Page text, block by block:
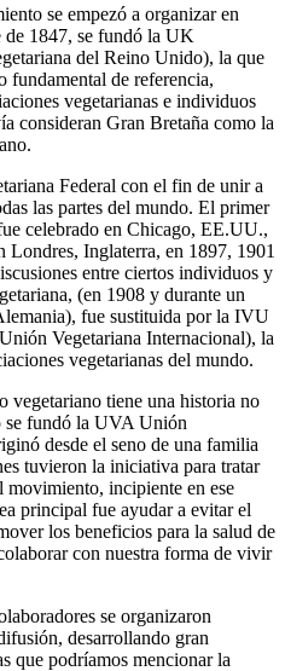
se empezó a organizar en
1847, se fundó la UK
del Reino Unido), la que
fundamental de referencia,
vegetarianas e individuos
consideran Gran Bretaña como la
Federal con el fin de unir a
las partes del mundo. El primer
celebrado en Chicago, EE.UU.,
Londres, Inglaterra, en 1897, 1901
entre ciertos individuos y
(en 1908 y durante un
fue sustituida por la IVU
Vegetariana Internacional), la
vegetarianas del mundo.
tiene una historia no
se fundó la UVA Unión
desde el seno de una familia
tuvieron la iniciativa para tratar
movimiento, incipiente en ese
principal fue ayudar a evitar el
los beneficios para la salud de
con nuestra forma de vivir
se organizaron
desarrollando gran
que podríamos mencionar la